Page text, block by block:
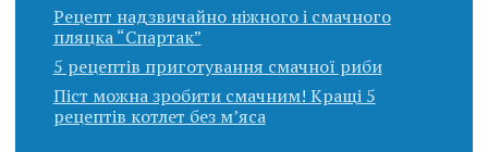
Рецепт надзвичайно ніжного і смачного
пляцка “Спартак”
5 рецептів приготування смачної риби
Піст можна зробити смачним! Кращі 5
рецептів котлет без м’яса